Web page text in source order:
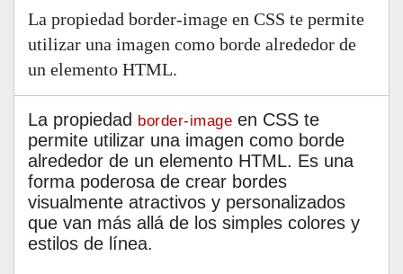
La propiedad border-image en CSS te permite
utilizar una imagen como borde alrededor de
un elemento HTML.
La propiedad border-image en CSS te
permite utilizar una imagen como borde
alrededor de un elemento HTML. Es una
forma poderosa de crear bordes
visualmente atractivos y personalizados
que van más allá de los simples colores y
estilos de línea.